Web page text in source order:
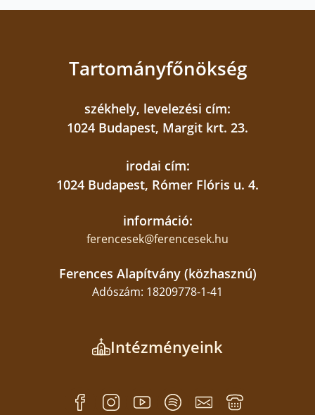
Tartományfőnökség
székhely, levelezési cím:
1024 Budapest, Margit krt. 23.
irodai cím:
1024 Budapest, Rómer Flóris u. 4.
információ:
ferencesek@ferencesek.hu
Ferences Alapítvány (közhasznú)
Adószám: 18209778-1-41
Intézményeink